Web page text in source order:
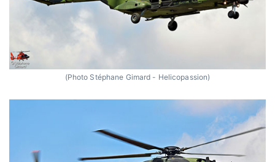
(Photo Stéphane Gimard - Helicopassion)